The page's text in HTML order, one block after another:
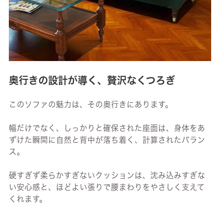
奥行きの設計が導く、贅沢なくつろぎ
このソファの魅力は、その奥行きにあります。
幅だけでなく、しっかりと確保された座面は、身体をあ
ずけた瞬間に自然と背中が落ち着く、計算されたバラン
ス。
硬すぎず柔らかすぎないクッションは、沈み込みすぎな
い安心感と、ほどよい張りで腰まわりをやさしく支えて
くれます。